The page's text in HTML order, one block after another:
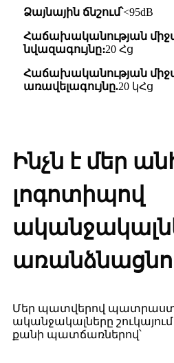
Ձայնային ճնշում՝<95dB
Հաճախականության
նվազագույնը։20 Հց
Հաճախականության
առավելագույնը.20 կՀց
Ինչն է մեր
​​լոգոտիպով
Մեր պատվերով
ականջակալները
քանի պատճառներով՝